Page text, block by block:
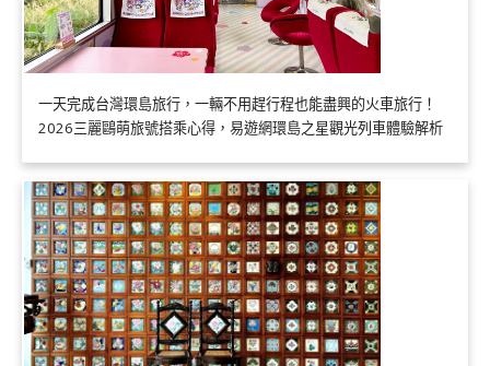
一天完成台灣環島旅行，一輛不用趕行程也能盡興的火車旅行！
2026三麗鷗萌旅號搭乘心得，易遊網環島之星觀光列車體驗解析